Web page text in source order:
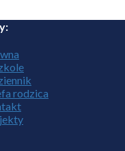
rodzica